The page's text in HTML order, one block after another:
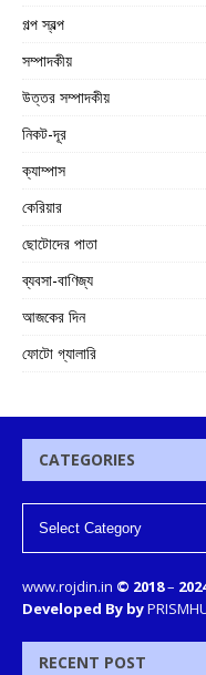
গল্প স্বল্প
সম্পাদকীয়
উত্তর সম্পাদকীয়
নিকট-দূর
ক্যাম্পাস
কেরিয়ার
ছোটোদের পাতা
ব্যবসা-বাণিজ্য
আজকের দিন
ফোটো গ্যালারি
CATEGORIES
www.rojdin.in © 2018–
Developed By by
RECENT POST